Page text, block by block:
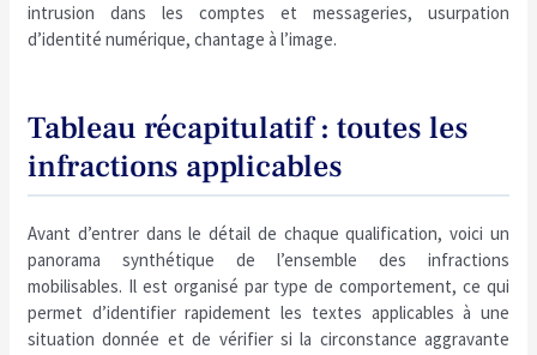
intrusion dans les comptes et messageries, usurpation
d’identité numérique, chantage à l’image.
Tableau récapitulatif : toutes les
infractions applicables
Avant d’entrer dans le détail de chaque qualification, voici un
panorama synthétique de l’ensemble des infractions
mobilisables. Il est organisé par type de comportement, ce qui
permet d’identifier rapidement les textes applicables à une
situation donnée et de vérifier si la circonstance aggravante